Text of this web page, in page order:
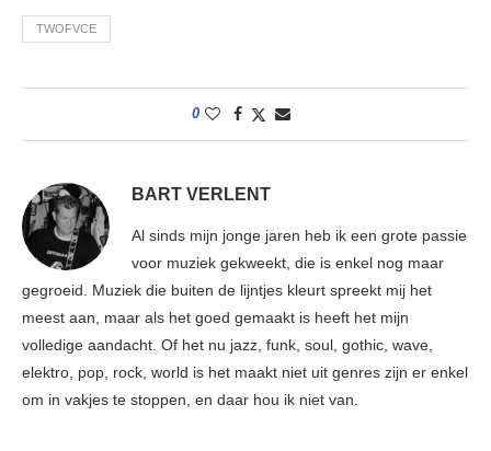
TWOFVCE
0
BART VERLENT
Al sinds mijn jonge jaren heb ik een grote passie
voor muziek gekweekt, die is enkel nog maar
gegroeid. Muziek die buiten de lijntjes kleurt spreekt mij het
meest aan, maar als het goed gemaakt is heeft het mijn
volledige aandacht. Of het nu jazz, funk, soul, gothic, wave,
elektro, pop, rock, world is het maakt niet uit genres zijn er enkel
om in vakjes te stoppen, en daar hou ik niet van.